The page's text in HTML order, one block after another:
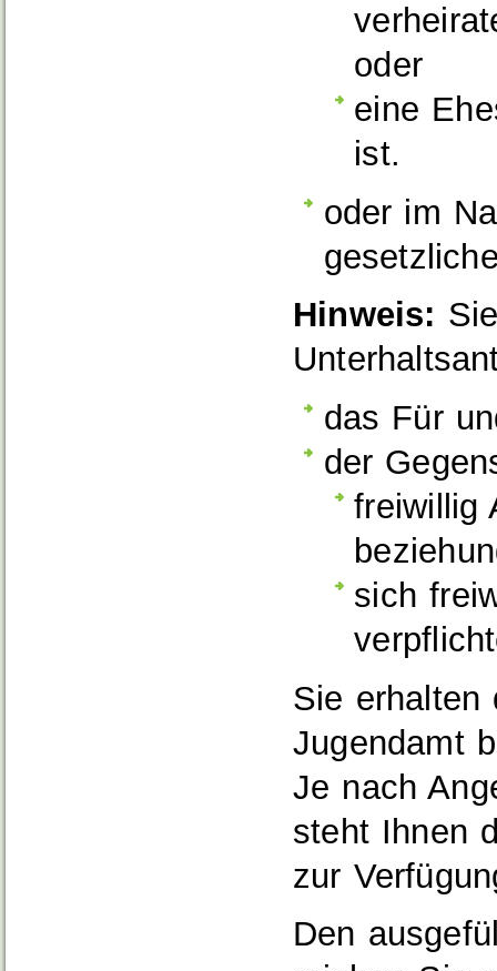
oder
eine
ist.
oder im
Hinweis:
das Für
der
freiwillig
sich
Sie erhalten
Jugendamt
Je nach
steht Ihnen
zur
Den